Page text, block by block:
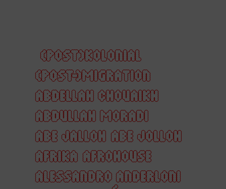
(POST)KOLONIAL
(POST-)MIGRATION
ABDELLAH CHOUAIKH
ABDULLAH MORADI
ABE JALLOH ABE JOLLOH
AFRIKA AFROHOUSE
ALESSANDRO ANDERLONI